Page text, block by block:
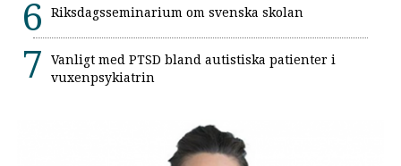
Riksdagsseminarium om svenska skolan
Vanligt med PTSD bland autistiska patienter i
vuxenpsykiatrin